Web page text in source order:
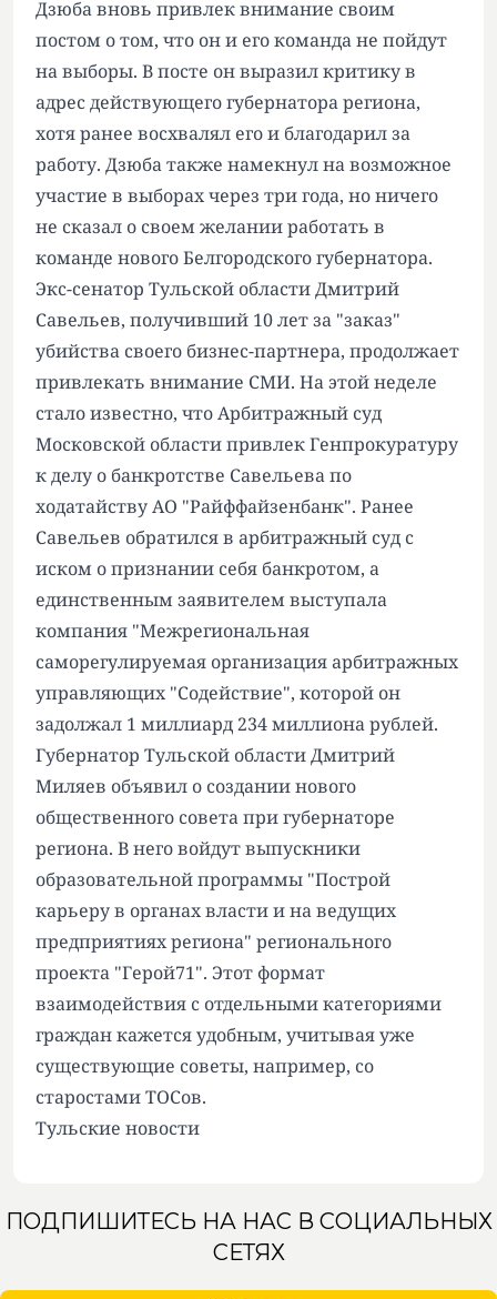
Дзюба вновь привлек внимание своим
постом о том, что он и его команда не пойдут
на выборы. В посте он выразил критику в
адрес действующего губернатора региона,
хотя ранее восхвалял его и благодарил за
работу. Дзюба также намекнул на возможное
участие в выборах через три года, но ничего
не сказал о своем желании работать в
команде нового Белгородского губернатора.
Экс-сенатор Тульской области Дмитрий
Савельев, получивший 10 лет за "заказ"
убийства своего бизнес-партнера, продолжает
привлекать внимание СМИ. На этой неделе
стало известно, что Арбитражный суд
Московской области привлек Генпрокуратуру
к делу о банкротстве Савельева по
ходатайству АО "Райффайзенбанк". Ранее
Савельев обратился в арбитражный суд с
иском о признании себя банкротом, а
единственным заявителем выступала
компания "Межрегиональная
саморегулируемая организация арбитражных
управляющих "Содействие", которой он
задолжал 1 миллиард 234 миллиона рублей.
Губернатор Тульской области Дмитрий
Миляев объявил о создании нового
общественного совета при губернаторе
региона. В него войдут выпускники
образовательной программы "Построй
карьеру в органах власти и на ведущих
предприятиях региона" регионального
проекта "Герой71". Этот формат
взаимодействия с отдельными категориями
граждан кажется удобным, учитывая уже
существующие советы, например, со
старостами ТОСов.
Тульские новости
ПОДПИШИТЕСЬ НА НАС В СОЦИАЛЬНЫХ
СЕТЯХ